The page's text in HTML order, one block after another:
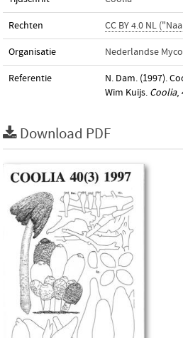
Rechten CC BY 4.0 NL
Organisatie Nederlandse
Referentie
N. Dam. (1997).
Wim Kuijs. Coolia,
Download PDF